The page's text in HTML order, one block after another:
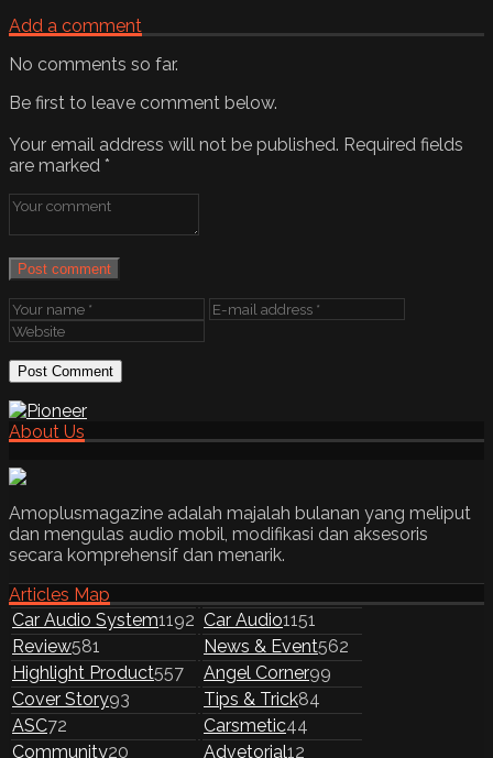
Add a comment
No comments so far.
Be first to leave comment below.
Your email address will not be published. Required fields
are marked *
Post comment
About Us
Amoplusmagazine adalah majalah bulanan yang meliput
dan mengulas audio mobil, modifikasi dan aksesoris
secara komprehensif dan menarik.
Articles Map
Car Audio System1192 Car Audio1151
Review581 News & Event562
Highlight Product557 Angel Corner99
Cover Story93 Tips & Trick84
ASC72 Carsmetic44
Community20 Advetorial12